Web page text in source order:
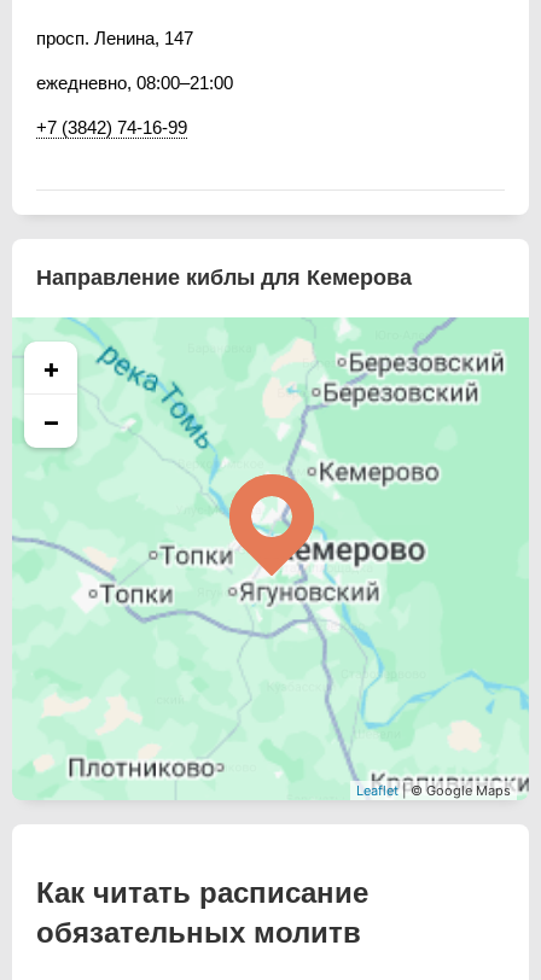
просп. Ленина, 147
ежедневно, 08:00–21:00
+7 (3842) 74-16-99
Направление киблы для Кемерова
+
−
Leaflet| © Google Maps
Как читать расписание
обязательных молитв